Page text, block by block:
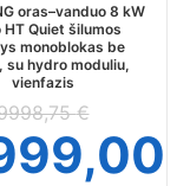
oras–vanduo 8 kW
HT Quiet šilumos
monoblokas be
su hydro moduliu,
vienfazis
€